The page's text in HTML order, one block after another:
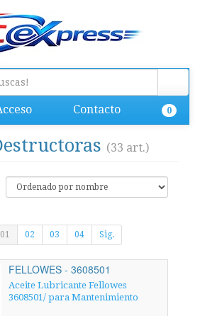
Contacto 0
(33 art.)
01 02 03 04 Sig.
FELLOWES - 3608501
Aceite Lubricante Fellowes
3608501/ para Mantenimiento